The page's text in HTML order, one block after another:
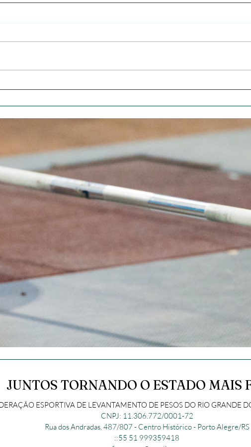
JUNTOS TORNANDO O ESTADO MAIS
ESPORTIVA DE LEVANTAMENTO DE PESOS DO RIO GRANDE
CNPJ: 11.306.772/0001-72
Rua dos Andradas, 487/807 - Centro Histórico - Porto Alegre/RS
::55 51 999359418